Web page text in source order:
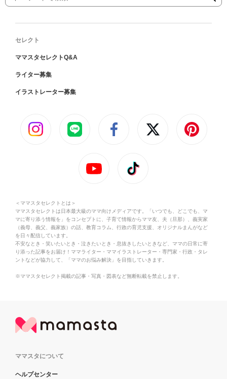
セレクト
ママスタセレクトQ&A
ライター募集
イラストレーター募集
＜ママスタセレクトとは＞
ママスタセレクトは日本最大級のママ向けメディアです。「いつでも、どこでも、マ
マに寄り添う情報を」をコンセプトに、子育て情報からママ友、夫（旦那）、義実家
（義母、義父、義家族）の話、教育コラム、行政の育児支援、オリジナルまんがなど
を日々配信しています。
不安なとき・笑いたいとき・泣きたいとき・息抜きしたいときなど、ママの日常に寄
り添った記事をお届け！ママライター・ママイラストレーター・専門家・行政・タレ
ントなどが協力して、「ママのお悩み解決」を目指していきます。
※ママスタセレクト掲載の記事・写真・図表など無断転載を禁止します。
ママスタについて
ヘルプセンター